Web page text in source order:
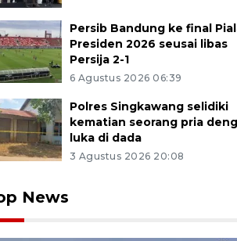
Persib Bandung ke final
Presiden 2026 seusai libas
Persija 2-1
6 Agustus 2026 06:39
Polres Singkawang selidiki
kematian seorang pria
luka di dada
3 Agustus 2026 20:08
News